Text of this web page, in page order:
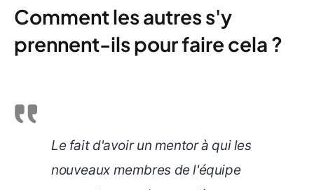
Comment les autres s'y
prennent-ils pour faire cela ?
Le fait d'avoir un mentor à qui les
nouveaux membres de l'équipe